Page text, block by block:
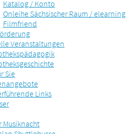
Katalog / Konto
Onleihe Sächsischer Raum / elearning
Filmfriend
Veranstaltungen
Sie
Links
Musiknacht